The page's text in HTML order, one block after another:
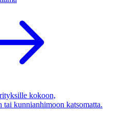
kokoon,
tai kunnianhimoon katsomatta.